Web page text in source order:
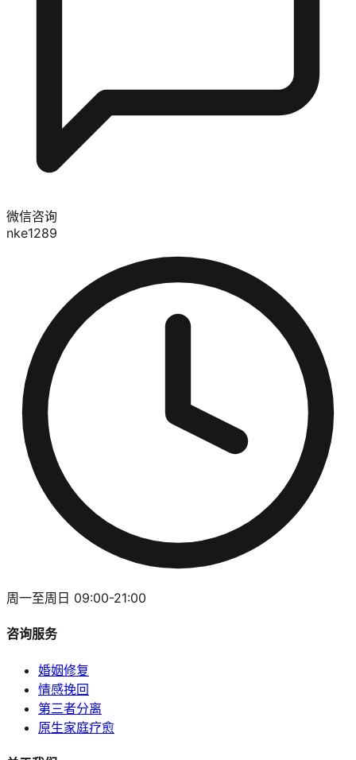
微信咨询
nke1289
周一至周日 09:00-21:00
咨询服务
婚姻修复
情感挽回
第三者分离
原生家庭疗愈